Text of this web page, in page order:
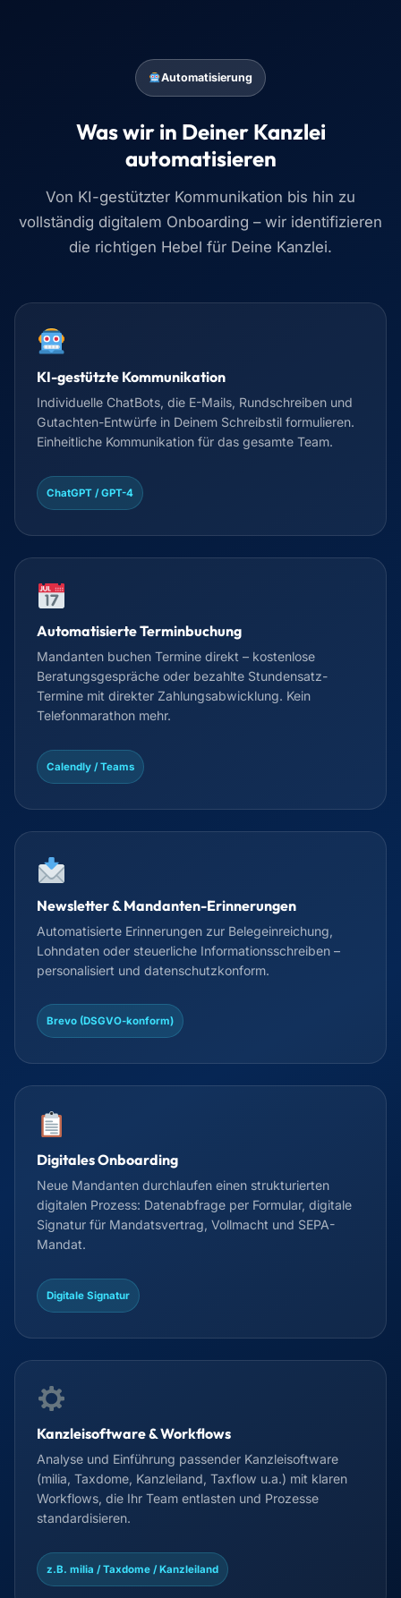
Automatisierung
Was wir in Deiner Kanzlei
automatisieren
Von KI-gestützter Kommunikation bis hin zu
vollständig digitalem Onboarding – wir identifizieren
die richtigen Hebel für Deine Kanzlei.
KI-gestützte Kommunikation
Individuelle ChatBots, die E-Mails, Rundschreiben und
Gutachten-Entwürfe in Deinem Schreibstil formulieren.
Einheitliche Kommunikation für das gesamte Team.
ChatGPT / GPT-4
Automatisierte Terminbuchung
Mandanten buchen Termine direkt – kostenlose
Beratungsgespräche oder bezahlte Stundensatz-
Termine mit direkter Zahlungsabwicklung. Kein
Telefonmarathon mehr.
Calendly / Teams
Newsletter & Mandanten-Erinnerungen
Automatisierte Erinnerungen zur Belegeinreichung,
Lohndaten oder steuerliche Informationsschreiben –
personalisiert und datenschutzkonform.
Brevo (DSGVO-konform)
Digitales Onboarding
Neue Mandanten durchlaufen einen strukturierten
digitalen Prozess: Datenabfrage per Formular, digitale
Signatur für Mandatsvertrag, Vollmacht und SEPA-
Mandat.
Digitale Signatur
Kanzleisoftware & Workflows
Analyse und Einführung passender Kanzleisoftware
(milia, Taxdome, Kanzleiland, Taxflow u.a.) mit klaren
Workflows, die Ihr Team entlasten und Prozesse
standardisieren.
z.B. milia / Taxdome / Kanzleiland